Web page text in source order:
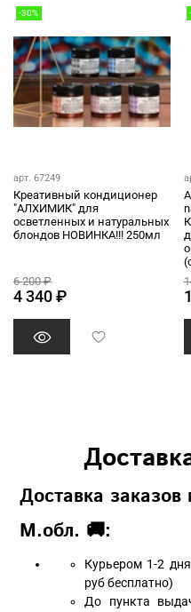
-30%
арт. 67249
Креативный кондиционер
"АЛХИМИК" для
осветленных и натуральных
блондов НОВИНКА!!! 250мл
6 200 ₽
4 340 ₽
Доставка
М.обл. 🚚:
Курьером 1-2
руб бесплатно)
До пункта